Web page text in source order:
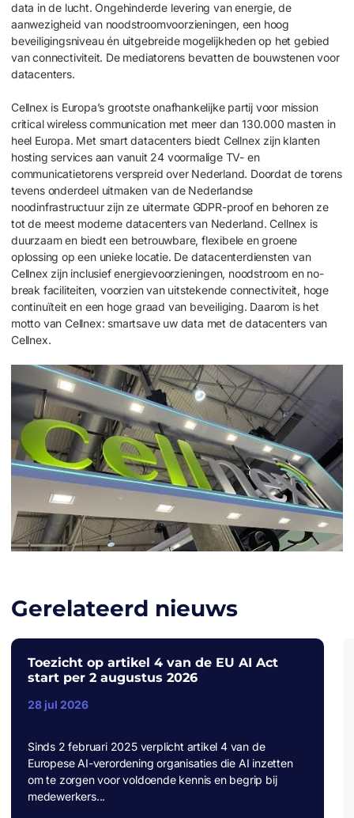
data in de lucht. Ongehinderde levering van energie, de
aanwezigheid van noodstroomvoorzieningen, een hoog
beveiligingsniveau én uitgebreide mogelijkheden op het gebied
van connectiviteit. De mediatorens bevatten de bouwstenen voor
datacenters.
Cellnex is Europa’s grootste onafhankelijke partij voor mission
critical wireless communication met meer dan 130.000 masten in
heel Europa. Met smart datacenters biedt Cellnex zijn klanten
hosting services aan vanuit 24 voormalige TV- en
communicatietorens verspreid over Nederland. Doordat de torens
tevens onderdeel uitmaken van de Nederlandse
noodinfrastructuur zijn ze uitermate GDPR-proof en behoren ze
tot de meest moderne datacenters van Nederland. Cellnex is
duurzaam en biedt een betrouwbare, flexibele en groene
oplossing op een unieke locatie. De datacenterdiensten van
Cellnex zijn inclusief energievoorzieningen, noodstroom en no-
break faciliteiten, voorzien van uitstekende connectiviteit, hoge
continuïteit en een hoge graad van beveiliging. Daarom is het
motto van Cellnex: smartsave uw data met de datacenters van
Cellnex.
Gerelateerd nieuws
Toezicht op artikel 4 van de EU AI Act
start per 2 augustus 2026
28 jul 2026
Sinds 2 februari 2025 verplicht artikel 4 van de
Europese AI-verordening organisaties die AI inzetten
om te zorgen voor voldoende kennis en begrip bij
medewerkers...